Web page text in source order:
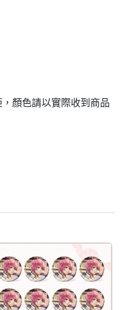
顏色請以實際收到商品